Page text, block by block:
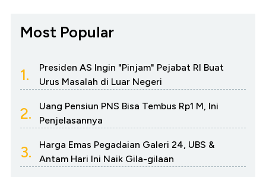
Most Popular
1.
Presiden AS Ingin "Pinjam" Pejabat RI Buat
Urus Masalah di Luar Negeri
2.
Uang Pensiun PNS Bisa Tembus Rp1 M, Ini
Penjelasannya
3.
Harga Emas Pegadaian Galeri 24, UBS &
Antam Hari Ini Naik Gila-gilaan